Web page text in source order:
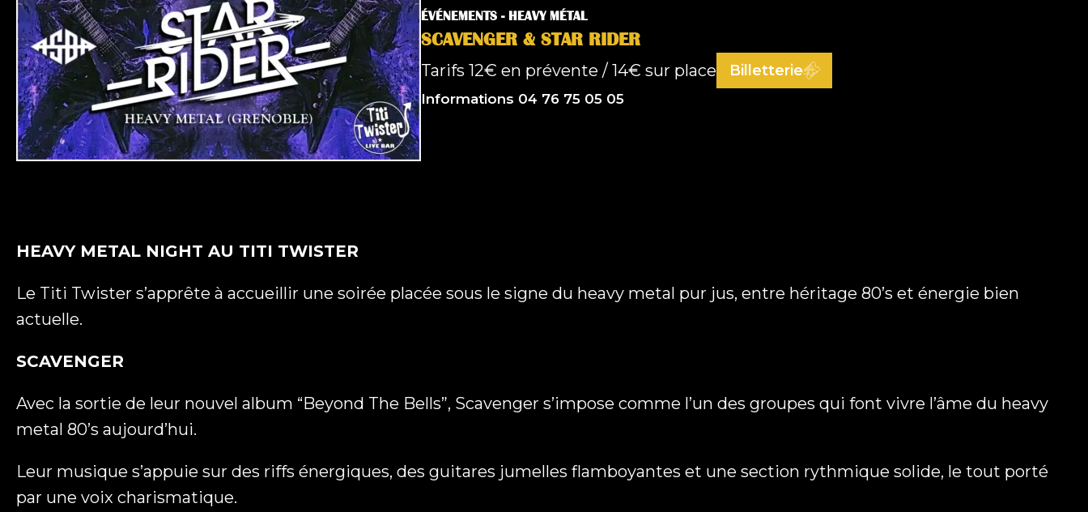
ÉVÉNEMENTS - HEAVY MÉTAL
SCAVENGER & STAR RIDER
Tarifs 12€ en prévente / 14€ sur place Billetterie
Informations 04 76 75 05 05
HEAVY METAL NIGHT AU TITI TWISTER
Le Titi Twister s’apprête à accueillir une soirée placée sous le signe du heavy metal pur jus, entre héritage 80’s et énergie bien
actuelle.
SCAVENGER
Avec la sortie de leur nouvel album “Beyond The Bells”, Scavenger s’impose comme l’un des groupes qui font vivre l’âme du heavy
metal 80’s aujourd’hui.
Leur musique s’appuie sur des riffs énergiques, des guitares jumelles flamboyantes et une section rythmique solide, le tout porté
par une voix charismatique.